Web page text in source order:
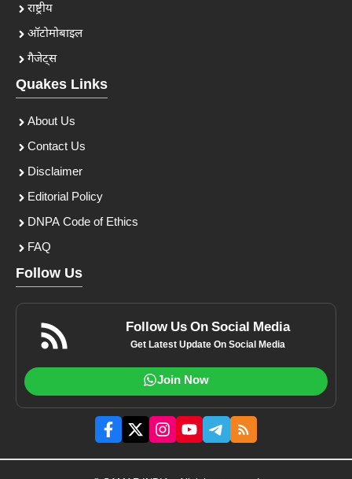
राष्ट्रीय
ऑटोमोबाइल
गैजेट्स
Quakes Links
About Us
Contact Us
Disclaimer
Editorial Policy
DNPA Code of Ethics
FAQ
Follow Us
Follow Us On Social Media
Get Latest Update On Social Media
Join Now